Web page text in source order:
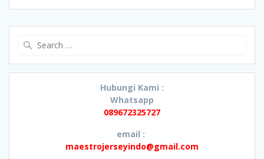
Hubungi Kami :
Whatsapp
089672325727
email :
maestrojerseyindo@gmail.com